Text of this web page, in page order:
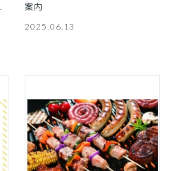
案内
2025.06.13